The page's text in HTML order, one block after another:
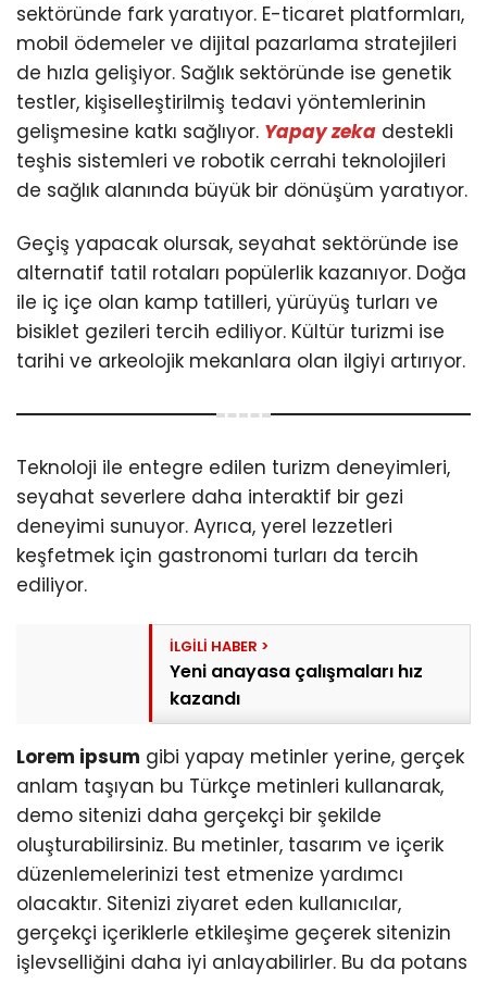
sektöründe fark yaratıyor. E-ticaret platformları,
mobil ödemeler ve dijital pazarlama stratejileri
de hızla gelişiyor. Sağlık sektöründe ise genetik
testler, kişiselleştirilmiş tedavi yöntemlerinin
gelişmesine katkı sağlıyor. Yapay zeka destekli
teşhis sistemleri ve robotik cerrahi teknolojileri
de sağlık alanında büyük bir dönüşüm yaratıyor.
Geçiş yapacak olursak, seyahat sektöründe ise
alternatif tatil rotaları popülerlik kazanıyor. Doğa
ile iç içe olan kamp tatilleri, yürüyüş turları ve
bisiklet gezileri tercih ediliyor. Kültür turizmi ise
tarihi ve arkeolojik mekanlara olan ilgiyi artırıyor.
Teknoloji ile entegre edilen turizm deneyimleri,
seyahat severlere daha interaktif bir gezi
deneyimi sunuyor. Ayrıca, yerel lezzetleri
keşfetmek için gastronomi turları da tercih
ediliyor.
Yeni anayasa çalışmaları hız
kazandı
Lorem ipsum gibi yapay metinler yerine, gerçek
anlam taşıyan bu Türkçe metinleri kullanarak,
demo sitenizi daha gerçekçi bir şekilde
oluşturabilirsiniz. Bu metinler, tasarım ve içerik
düzenlemelerinizi test etmenize yardımcı
olacaktır. Sitenizi ziyaret eden kullanıcılar,
gerçekçi içeriklerle etkileşime geçerek sitenizin
işlevselliğini daha iyi anlayabilirler. Bu da potans